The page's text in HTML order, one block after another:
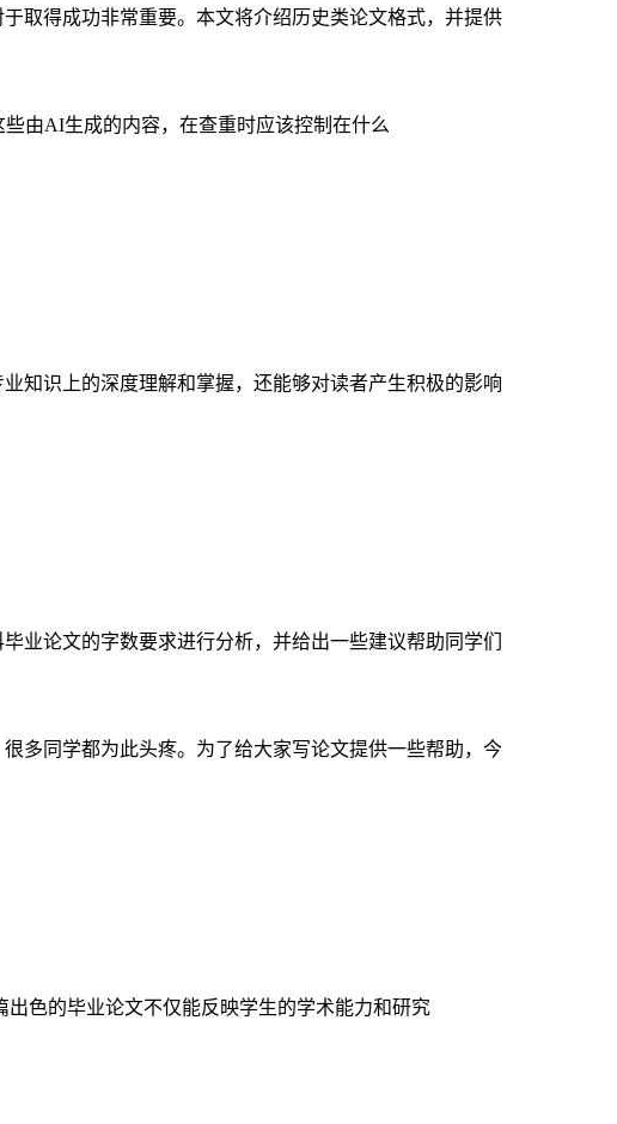
取得成功非常重要。本文将介绍历史类论文格式，并提供
由AI生成的内容，在查重时应该控制在什么
知识上的深度理解和掌握，还能够对读者产生积极的影响
业论文的字数要求进行分析，并给出一些建议帮助同学们
多同学都为此头疼。为了给大家写论文提供一些帮助，今
色的毕业论文不仅能反映学生的学术能力和研究